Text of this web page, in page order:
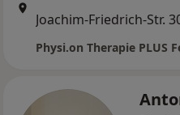
Physi.on Therapie PLUS